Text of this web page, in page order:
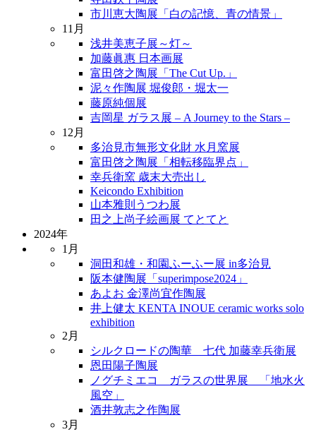
市川恵大陶展「白の記憶、青の情景」
11月
浅井美恵子展～灯～
加藤眞惠 日本画展
富田啓之陶展「The Cut Up.」
泥々作陶展 堀俊郎・堀太一
藤原純個展
吉岡星 ガラス展 – A Journey to the Stars –
12月
多治見市無形文化財 水月窯展
富田啓之陶展「相転移臨界点」
幸兵衛窯 歳末大売出し
Keicondo Exhibition
山本雅則うつわ展
田之上尚子絵画展 てとてと
2024年
1月
洞田和雄・和園ふーふー展 in多治見
阪本健陶展「superimpose2024」
あよお 金澤尚宜作陶展
井上健太 KENTA INOUE ceramic works solo
exhibition
2月
シルクロードの陶華 七代 加藤幸兵衛展
恩田陽子陶展
ノグチミエコ ガラスの世界展 「地水火
風空」
酒井敦志之作陶展
3月